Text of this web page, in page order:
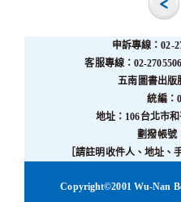
申訴專線：02-
客服專線：02-
五南圖書出
統編：
地址：106台北市
劃撥帳號
［請註明收件人、地址、
Copyright©2001 Wu-Nan